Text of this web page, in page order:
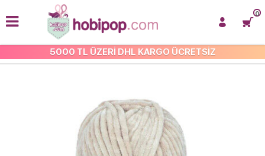
5000 TL ÜZERİ DHL KARGO ÜCRETSİZ
0
HİMALAYA VELVET